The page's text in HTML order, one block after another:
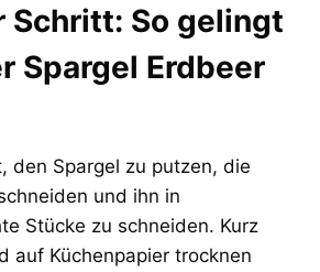
Schritt: So gelingt
Spargel Erdbeer
den Spargel zu putzen, die
und ihn in
Stücke zu schneiden. Kurz
auf Küchenpapier trocknen